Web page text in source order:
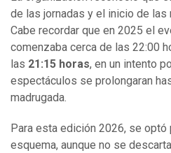
de las jornadas y el inicio de
Cabe recordar que en 2025 el
comenzaba cerca de las 22:00
las 21:15 horas, en un intento
espectáculos se prolongaran
madrugada.
Para esta edición 2026, se optó
esquema, aunque no se